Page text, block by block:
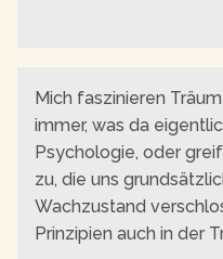
Mich faszinieren
immer, was da
Psychologie, oder
zu, die uns
Wachzustand
Prinzipien auch in der